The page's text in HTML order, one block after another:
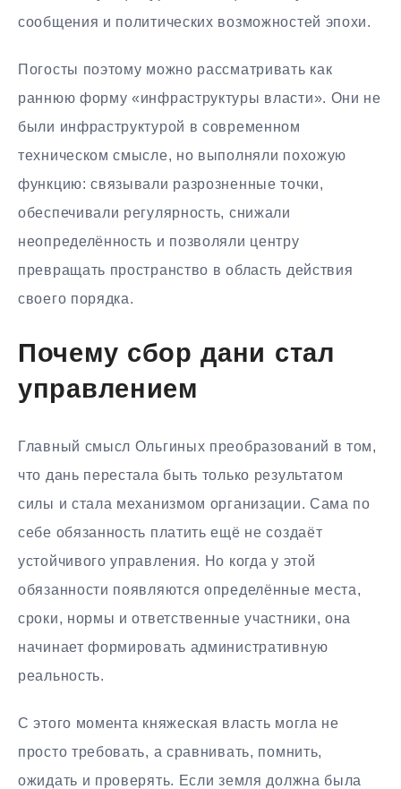
сообщения и политических возможностей эпохи.
Погосты поэтому можно рассматривать как
раннюю форму «инфраструктуры власти». Они не
были инфраструктурой в современном
техническом смысле, но выполняли похожую
функцию: связывали разрозненные точки,
обеспечивали регулярность, снижали
неопределённость и позволяли центру
превращать пространство в область действия
своего порядка.
Почему сбор дани стал
управлением
Главный смысл Ольгиных преобразований в том,
что дань перестала быть только результатом
силы и стала механизмом организации. Сама по
себе обязанность платить ещё не создаёт
устойчивого управления. Но когда у этой
обязанности появляются определённые места,
сроки, нормы и ответственные участники, она
начинает формировать административную
реальность.
С этого момента княжеская власть могла не
просто требовать, а сравнивать, помнить,
ожидать и проверять. Если земля должна была